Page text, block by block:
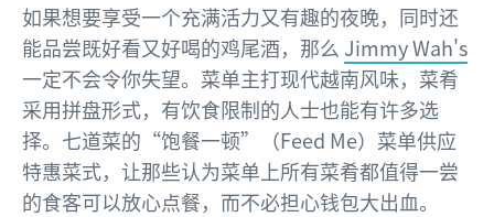
如果想要享受一个充满活力又有趣的夜晚，同时还
能品尝既好看又好喝的鸡尾酒，那么 Jimmy Wah's
一定不会令你失望。菜单主打现代越南风味，菜肴
采用拼盘形式，有饮食限制的人士也能有许多选
择。七道菜的“饱餐一顿”（Feed Me）菜单供应
特惠菜式，让那些认为菜单上所有菜肴都值得一尝
的食客可以放心点餐，而不必担心钱包大出血。